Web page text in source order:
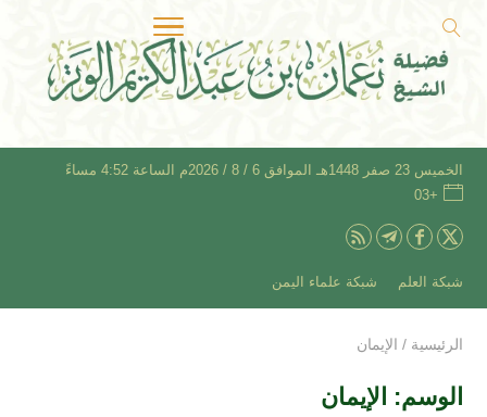
الخميس 23 صفر 1448هـ الموافق 6 / 8 / 2026م الساعة 4:52 مساءً
+03
شبكة العلم شبكة علماء اليمن
الرئيسية / الإيمان
الوسم: الإيمان